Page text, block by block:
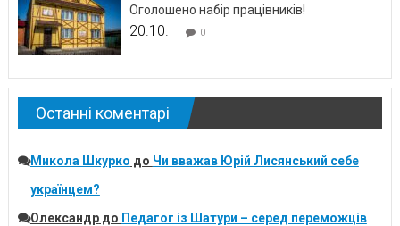
Оголошено набір працівників!
20.10. 0
Останні коментарі
Микола Шкурко до Чи вважав Юрій Лисянський себе
українцем?
Олександрдо Педагог із Шатури – серед переможців